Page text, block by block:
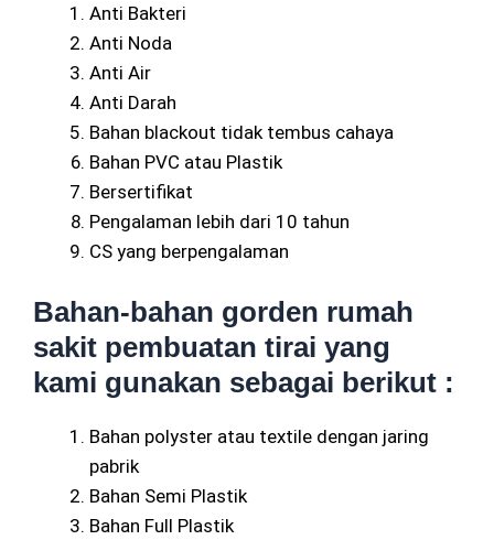
Anti Bakteri
Anti Noda
Anti Air
Anti Darah
Bahan blackout tidak tembus cahaya
Bahan PVC atau Plastik
Bersertifikat
Pengalaman lebih dari 10 tahun
CS yang berpengalaman
Bahan-bahan gorden rumah
sakit pembuatan tirai yang
kami gunakan sebagai berikut :
Bahan polyster atau textile dengan jaring
pabrik
Bahan Semi Plastik
Bahan Full Plastik